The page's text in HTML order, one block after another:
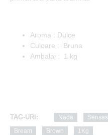
Aroma : Dulce
Culoare : Bruna
Ambalaj : 1 kg
TAG-URI: Nada Sensas
Bream
Brown 1Kg